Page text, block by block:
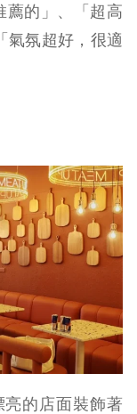
薦的」、「超高
氣氛超好，很適
亮的店面裝飾著